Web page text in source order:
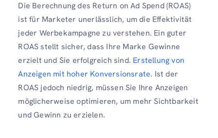
Die Berechnung des Return on Ad Spend (ROAS)
ist für Marketer unerlässlich, um die Effektivität
jeder Werbekampagne zu verstehen. Ein guter
ROAS stellt sicher, dass Ihre Marke Gewinne
erzielt und Sie erfolgreich sind. Erstellung von
Anzeigen mit hoher Konversionsrate. Ist der
ROAS jedoch niedrig, müssen Sie Ihre Anzeigen
möglicherweise optimieren, um mehr Sichtbarkeit
und Gewinn zu erzielen.